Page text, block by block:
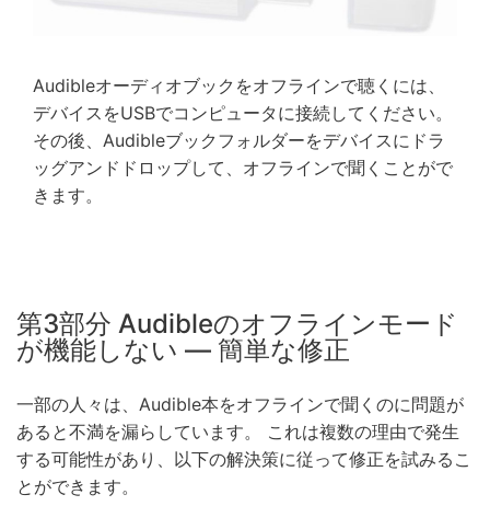
Audibleオーディオブックをオフラインで聴くには、
デバイスをUSBでコンピュータに接続してください。
その後、Audibleブックフォルダーをデバイスにドラ
ッグアンドドロップして、オフラインで聞くことがで
きます。
第3部分 Audibleのオフラインモード
が機能しない — 簡単な修正
一部の人々は、Audible本をオフラインで聞くのに問題が
あると不満を漏らしています。 これは複数の理由で発生
する可能性があり、以下の解決策に従って修正を試みるこ
とができます。